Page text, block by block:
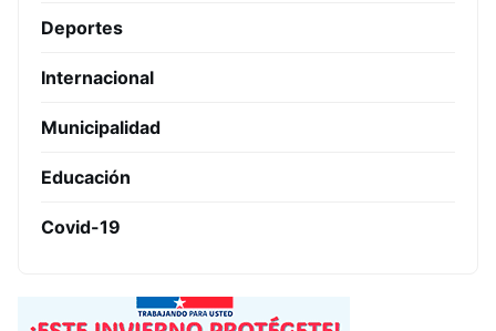
Deportes
Internacional
Municipalidad
Educación
Covid-19